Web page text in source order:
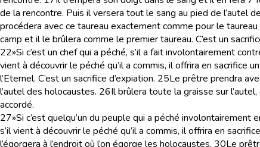
de la rencontre. Puis il versera tout le sang au pied de l’autel
procédera avec ce taureau exactement comme pour le
camp et il le brûlera comme le premier taureau. C’est un
22»Si c’est un chef qui a péché, s’il a fait involontairement
vient à découvrir le péché qu’il a commis, il offrira en sacrifice
l’Eternel. C’est un sacrifice d’expiation. 25Le prêtre prendra
l’autel des holocaustes. 26Il brûlera toute la graisse sur
accordé.
27»Si c’est quelqu’un du peuple qui a péché
s’il vient à découvrir le péché qu’il a commis, il offrira en
l’égorgera à l’endroit où l’on égorge les holocaustes. 30Le